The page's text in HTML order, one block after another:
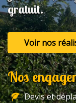
gratuit.
Voir nos
Nos
Devis et